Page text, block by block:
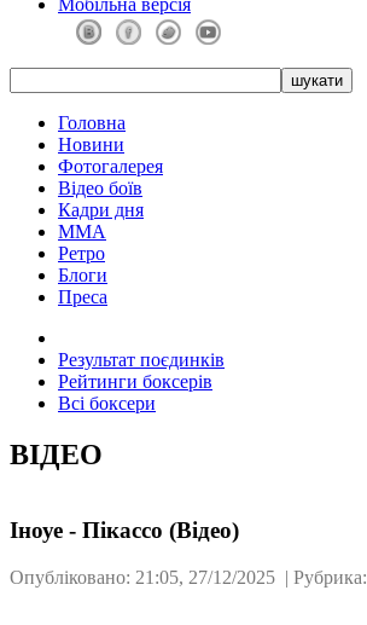
Головна
Новини
Фотогалерея
Відео боїв
Кадри дня
ММА
Ретро
Блоги
Преса
Результат поєдинків
Рейтинги боксерів
Всі боксери
ВІДЕО
Іноуе - Пікассо (Відео)
Опубліковано: 21:05, 27/12/2025 | Рубрика: